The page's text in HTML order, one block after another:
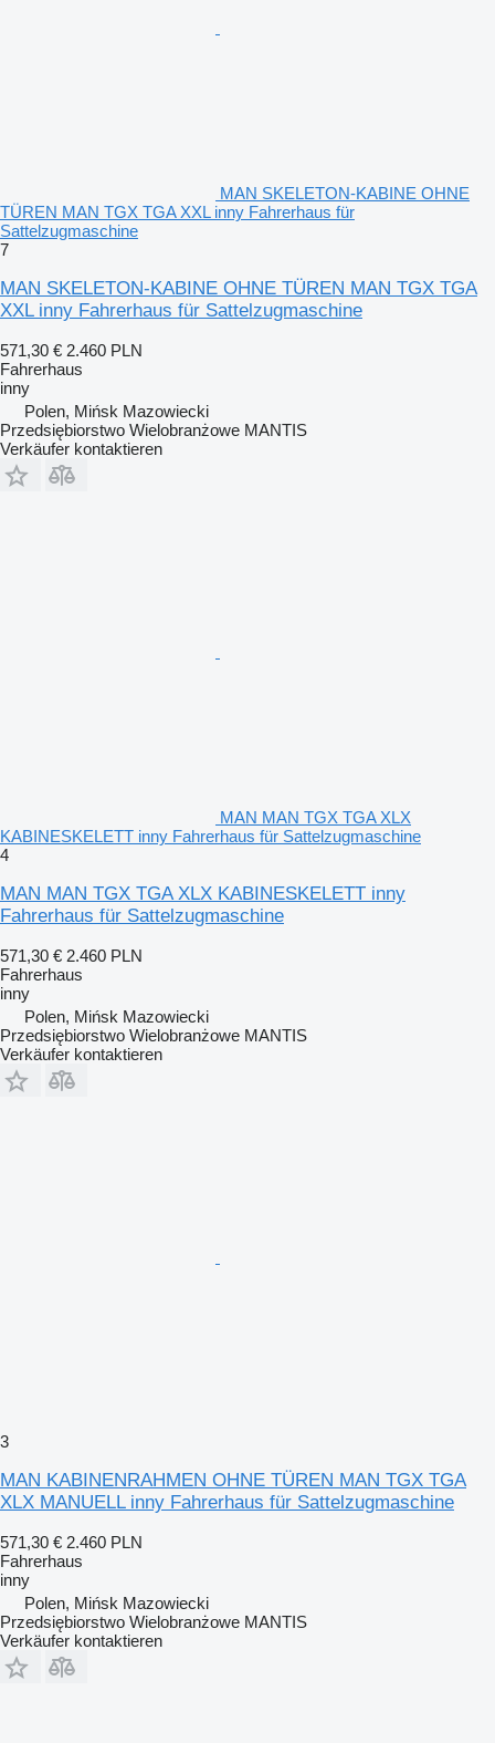
MAN SKELETON-KABINE OHNE
TÜREN MAN TGX TGA XXL inny Fahrerhaus für
Sattelzugmaschine
7
MAN SKELETON-KABINE OHNE TÜREN MAN TGX TGA
XXL inny Fahrerhaus für Sattelzugmaschine
571,30 € 2.460 PLN
Fahrerhaus
inny
Polen, Mińsk Mazowiecki
Przedsiębiorstwo Wielobranżowe MANTIS
Verkäufer kontaktieren
MAN MAN TGX TGA XLX
KABINESKELETT inny Fahrerhaus für Sattelzugmaschine
4
MAN MAN TGX TGA XLX KABINESKELETT inny
Fahrerhaus für Sattelzugmaschine
571,30 € 2.460 PLN
Fahrerhaus
inny
Polen, Mińsk Mazowiecki
Przedsiębiorstwo Wielobranżowe MANTIS
Verkäufer kontaktieren
3
MAN KABINENRAHMEN OHNE TÜREN MAN TGX TGA
XLX MANUELL inny Fahrerhaus für Sattelzugmaschine
571,30 € 2.460 PLN
Fahrerhaus
inny
Polen, Mińsk Mazowiecki
Przedsiębiorstwo Wielobranżowe MANTIS
Verkäufer kontaktieren